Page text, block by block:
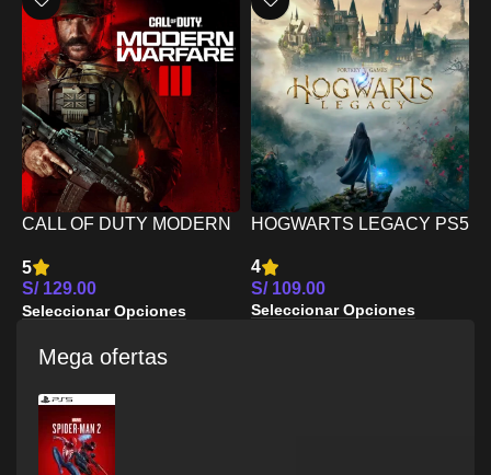
CALL OF DUTY MODERN
5
S/129.00
Seleccionar Opciones
HOGWARTS LEGACY PS5
4
S/109.00
Seleccionar Opciones
Mega ofertas